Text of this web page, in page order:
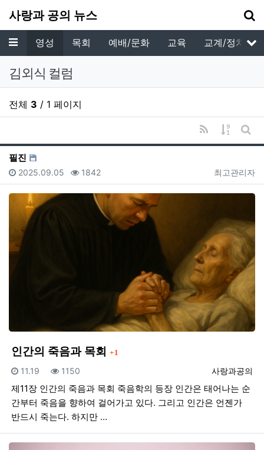
사랑과 공의 뉴스
메뉴
학 영성 목회 예배/문화 교육 교계/정치
김외식 컬럼
전체 3 / 1 페이지
RSS
게시물
게
필진
등록자
최고관리자
등록일
2025.09.05 조회
1842
인간의 죽음과 목회 댓글
1
등록자
사랑과공의
등록일
11.19 조회
1150
제11장 인간의 죽음과 목회 죽음학의 등장 인간은 태어나는 순
간부터 죽음을 향하여 걸어가고 있다. 그리고 인간은 언젠가
반드시 죽는다. 하지만 …